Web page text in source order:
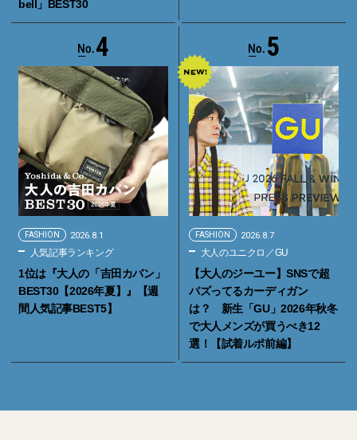
bell」BEST30
4
FASHION 2026.8.1
人気記事ランキング
1位は『大人の「吉田カバン」
BEST30【2026年夏】』【週
間人気記事BEST5】
5
FASHION 2026.8.7
大人のユニクロ／GU
【大人のジーユー】SNSで超
バズってるカーディガン
は？ 新生「GU」2026年秋冬
で大人メンズが買うべき12
選！【試着ルポ前編】